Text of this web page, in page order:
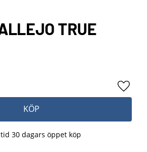
TRUE
KÖP
Lägg
30 dagars öppet köp